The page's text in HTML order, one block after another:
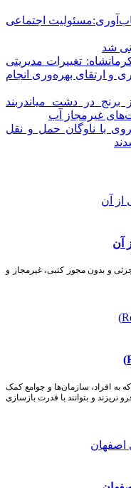
اجتماعی
شد
تغییرات مدیریتی
و ارتقای بهره‌وری انجام
برنج در دشت میاندربند
غیرمجاز آب
خسروی با ناوگان حمل‌ و نقل
آن
جزئی و بدون مجوز کتبی، غیرمجاز و
به افراد، سازمان‌ها و جوامع کمک
نریزند و بتوانند با قدرت بازسازی